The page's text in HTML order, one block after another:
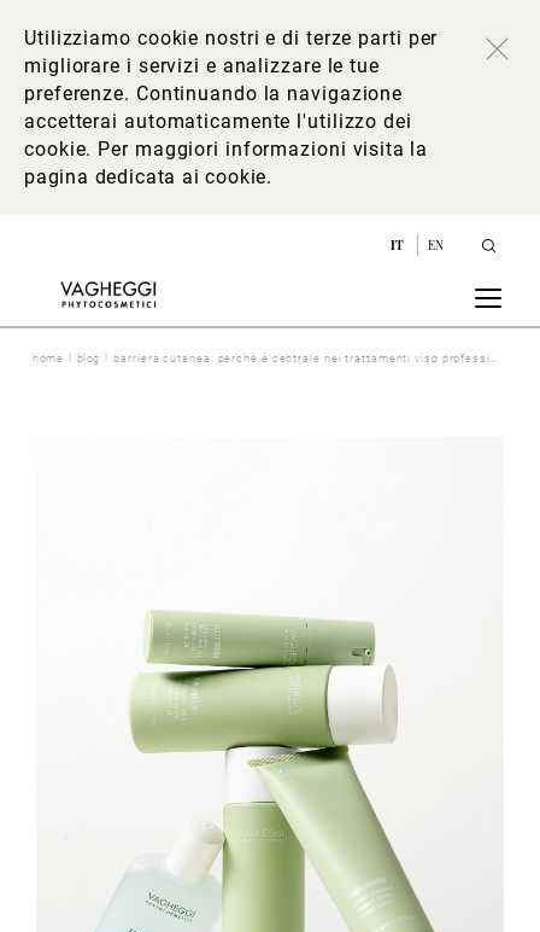
Utilizziamo cookie nostri e di terze parti per
migliorare i servizi e analizzare le tue
preferenze. Continuando la navigazione
accetterai automaticamente l'utilizzo dei
cookie. Per maggiori informazioni visita la
pagina dedicata ai cookie.
IT EN
home blog